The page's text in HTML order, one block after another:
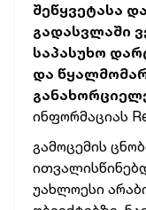
შეწყვეტასა
გადასვლაში
საპასუხო
და
ინფორმაციას
გამოცემის
უახლოესი